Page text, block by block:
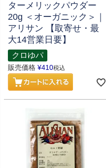
ターメリックパウダー
20g ＜オーガニック＞｜
アリサン 【取寄せ・最
大14営業日要】
クロゆパ
販売価格 ¥410税込